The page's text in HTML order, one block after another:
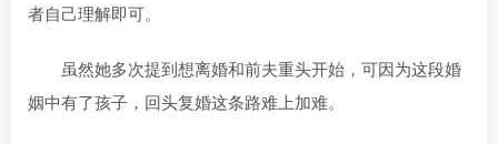
者自己理解即可。
虽然她多次提到想离婚和前夫重头开始，可因为这段婚
姻中有了孩子，回头复婚这条路难上加难。